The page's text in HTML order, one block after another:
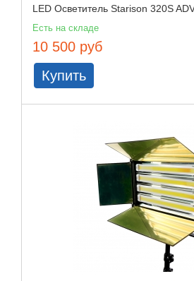
LED Осветитель Starison 320S
Есть на складе
10 500 руб
Купить